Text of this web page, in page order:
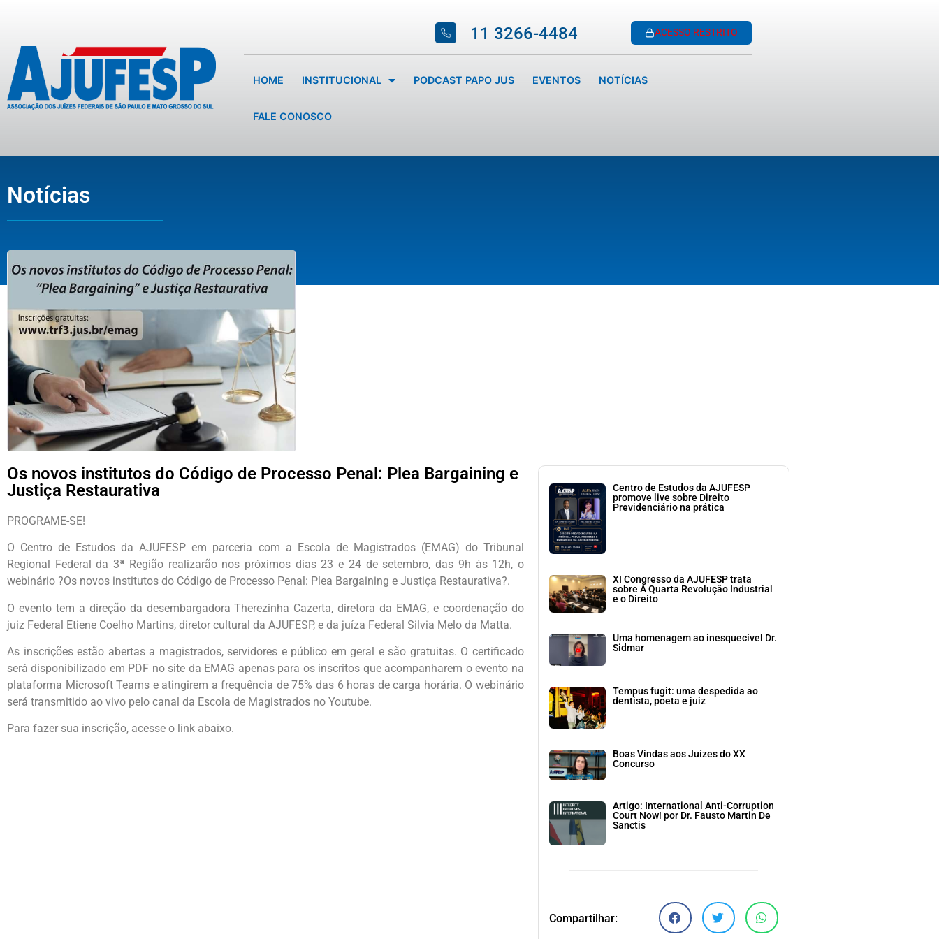
11 3266-4484 ACESSO RESTRITO
HOME INSTITUCIONAL PODCAST PAPO JUS EVENTOS NOTÍCIAS
FALE CONOSCO
Notícias
Os novos institutos do Código de Processo Penal: Plea Bargaining e
Justiça Restaurativa
PROGRAME-SE!
O Centro de Estudos da AJUFESP em parceria com a Escola de Magistrados (EMAG) do Tribunal
Regional Federal da 3ª Região realizarão nos próximos dias 23 e 24 de setembro, das 9h às 12h, o
webinário ?Os novos institutos do Código de Processo Penal: Plea Bargaining e Justiça Restaurativa?.
O evento tem a direção da desembargadora Therezinha Cazerta, diretora da EMAG, e coordenação do
juiz Federal Etiene Coelho Martins, diretor cultural da AJUFESP, e da juíza Federal Silvia Melo da Matta.
As inscrições estão abertas a magistrados, servidores e público em geral e são gratuitas. O certificado
será disponibilizado em PDF no site da EMAG apenas para os inscritos que acompanharem o evento na
plataforma Microsoft Teams e atingirem a frequência de 75% das 6 horas de carga horária. O webinário
será transmitido ao vivo pelo canal da Escola de Magistrados no Youtube.
Para fazer sua inscrição, acesse o link abaixo.
Centro de Estudos da AJUFESP
promove live sobre Direito
Previdenciário na prática
XI Congresso da AJUFESP trata
sobre A Quarta Revolução Industrial
e o Direito
Uma homenagem ao inesquecível Dr.
Sidmar
Tempus fugit: uma despedida ao
dentista, poeta e juiz
Boas Vindas aos Juízes do XX
Concurso
Artigo: International Anti-Corruption
Court Now! por Dr. Fausto Martin De
Sanctis
Compartilhar: